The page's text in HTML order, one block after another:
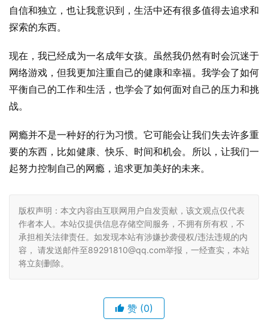
自信和独立，也让我意识到，生活中还有很多值得去追求和
探索的东西。
现在，我已经成为一名成年女孩。虽然我仍然有时会沉迷于
网络游戏，但我更加注重自己的健康和幸福。我学会了如何
平衡自己的工作和生活，也学会了如何面对自己的压力和挑
战。
网瘾并不是一种好的行为习惯。它可能会让我们失去许多重
要的东西，比如健康、快乐、时间和机会。所以，让我们一
起努力控制自己的网瘾，追求更加美好的未来。
版权声明：本文内容由互联网用户自发贡献，该文观点仅代表
作者本人。本站仅提供信息存储空间服务，不拥有所有权，不
承担相关法律责任。如发现本站有涉嫌抄袭侵权/违法违规的内
容， 请发送邮件至89291810@qq.com举报，一经查实，本站
将立刻删除。
赞 (0)